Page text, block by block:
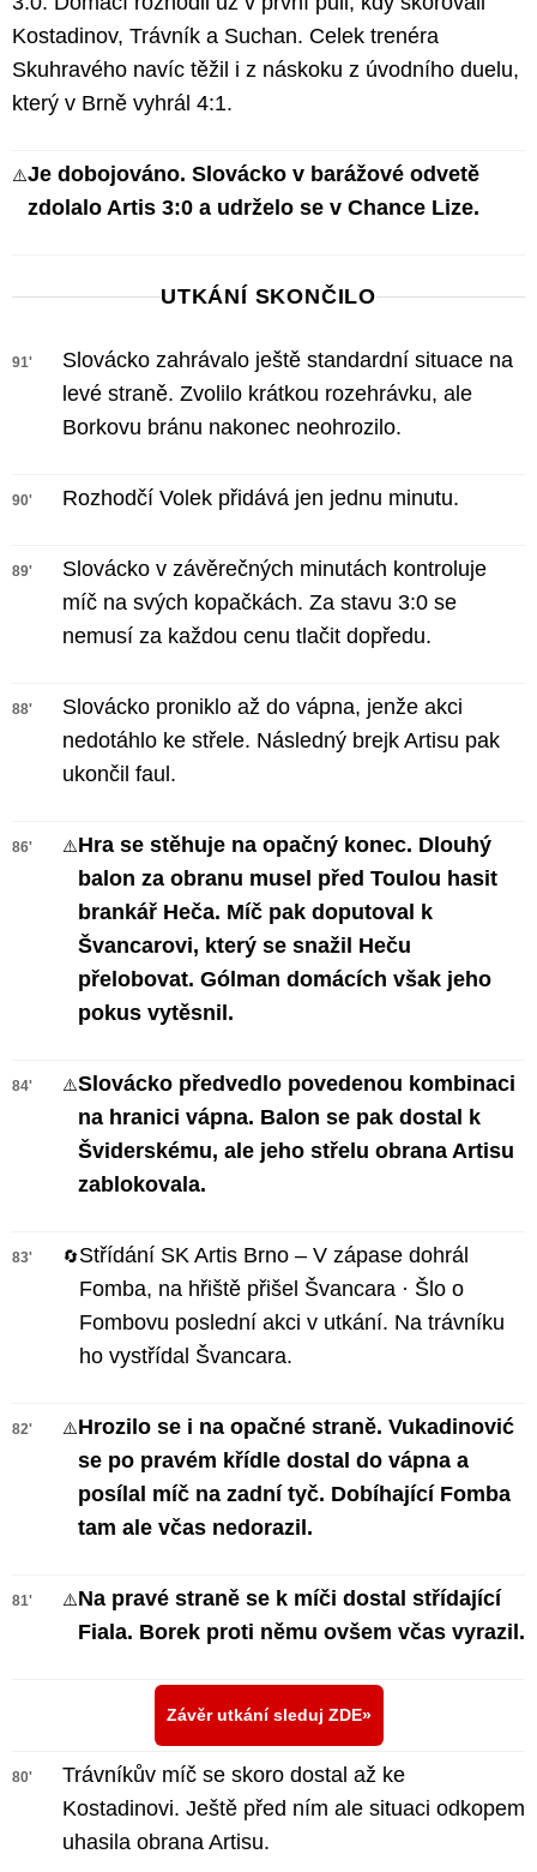
Kostadinov, Trávník a Suchan. Celek trenéra
Skuhravého navíc těžil i z náskoku z úvodního duelu,
který v Brně vyhrál 4:1.
⚠️Je dobojováno. Slovácko v barážové odvetě
zdolalo Artis 3:0 a udrželo se v Chance Lize.
UTKÁNÍ SKONČILO
91'
Slovácko zahrávalo ještě standardní situace na
levé straně. Zvolilo krátkou rozehrávku, ale
Borkovu bránu nakonec neohrozilo.
90' Rozhodčí Volek přidává jen jednu minutu.
89'
Slovácko v závěrečných minutách kontroluje
míč na svých kopačkách. Za stavu 3:0 se
nemusí za každou cenu tlačit dopředu.
88'
Slovácko proniklo až do vápna, jenže akci
nedotáhlo ke střele. Následný brejk Artisu pak
ukončil faul.
86' ⚠️Hra se stěhuje na opačný konec. Dlouhý
balon za obranu musel před Toulou hasit
brankář Heča. Míč pak doputoval k
Švancarovi, který se snažil Heču
přelobovat. Gólman domácích však jeho
pokus vytěsnil.
84' ⚠️Slovácko předvedlo povedenou kombinaci
na hranici vápna. Balon se pak dostal k
Šviderskému, ale jeho střelu obrana Artisu
zablokovala.
83' 🔄Střídání SK Artis Brno – V zápase dohrál
Fomba, na hřiště přišel Švancara · Šlo o
Fombovu poslední akci v utkání. Na trávníku
ho vystřídal Švancara.
82' ⚠️Hrozilo se i na opačné straně. Vukadinović
se po pravém křídle dostal do vápna a
posílal míč na zadní tyč. Dobíhající Fomba
tam ale včas nedorazil.
81' ⚠️Na pravé straně se k míči dostal střídající
Fiala. Borek proti němu ovšem včas vyrazil.
Závěr utkání sleduj ZDE
80'
Trávníkův míč se skoro dostal až ke
Kostadinovi. Ještě před ním ale situaci odkopem
uhasila obrana Artisu.